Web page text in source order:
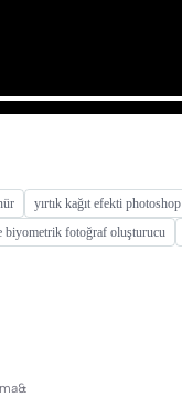
yırtık kağıt efekti photoshop
biyometrik fotoğraf oluşturucu